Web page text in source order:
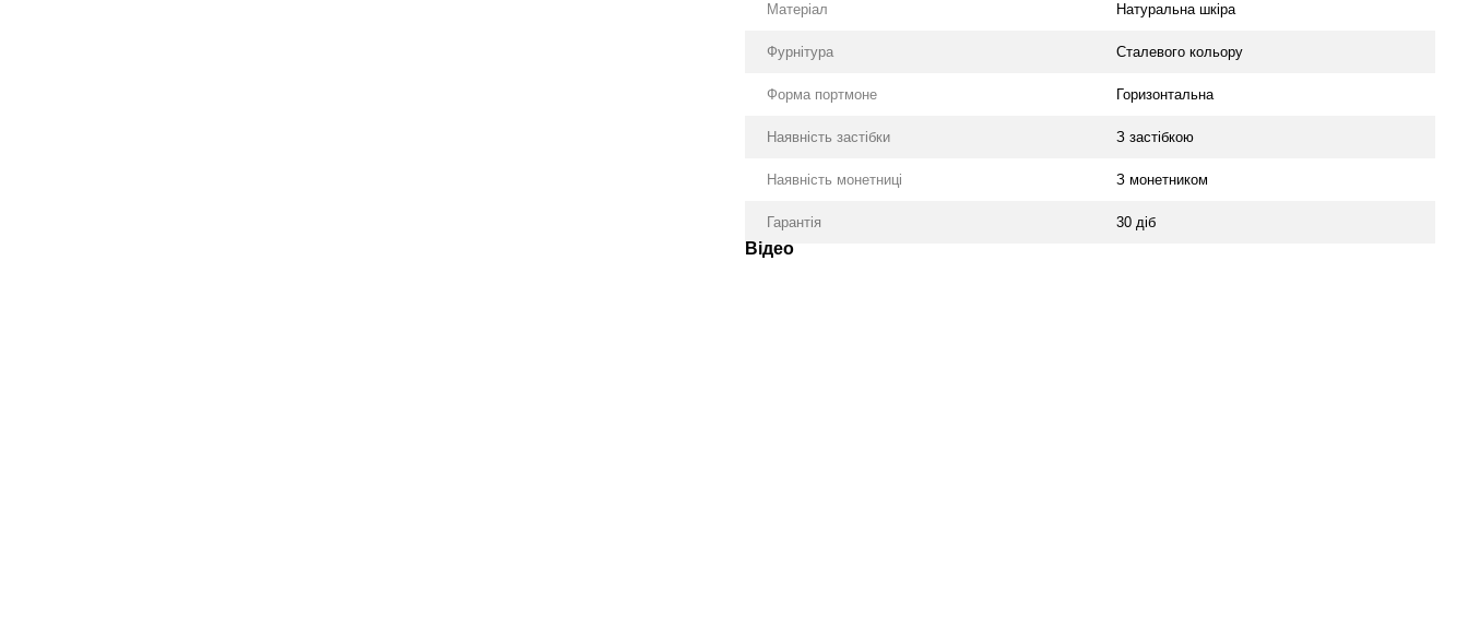
Матеріал Натуральна шкіра
Фурнітура Сталевого кольору
Форма портмоне Горизонтальна
Наявність застібки З застібкою
Наявність монетниці З монетником
Гарантія 30 діб
Відео